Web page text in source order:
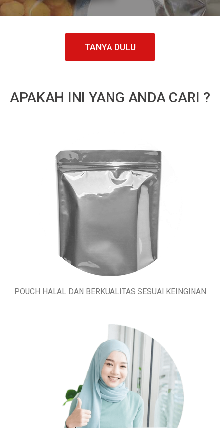
TANYA DULU
APAKAH INI YANG ANDA CARI ?
POUCH HALAL DAN BERKUALITAS SESUAI KEINGINAN